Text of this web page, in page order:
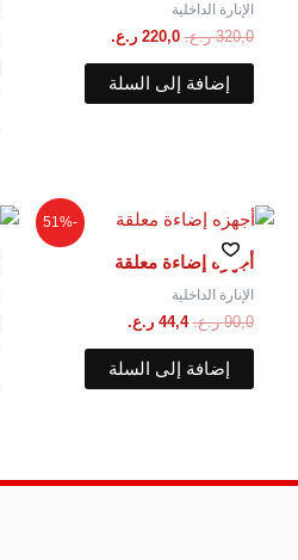
الإنارة الداخلية
320,0 ر.ع. 220,0 ر.ع.
إضافة إلى السلة
-51%
أجهزه إضاءة معلقة
الإنارة الداخلية
90,0 ر.ع.
السعر
هو:
90,0 ر.ع..
44,4 ر.ع.
السعر
هو:
إضافة إلى السلة